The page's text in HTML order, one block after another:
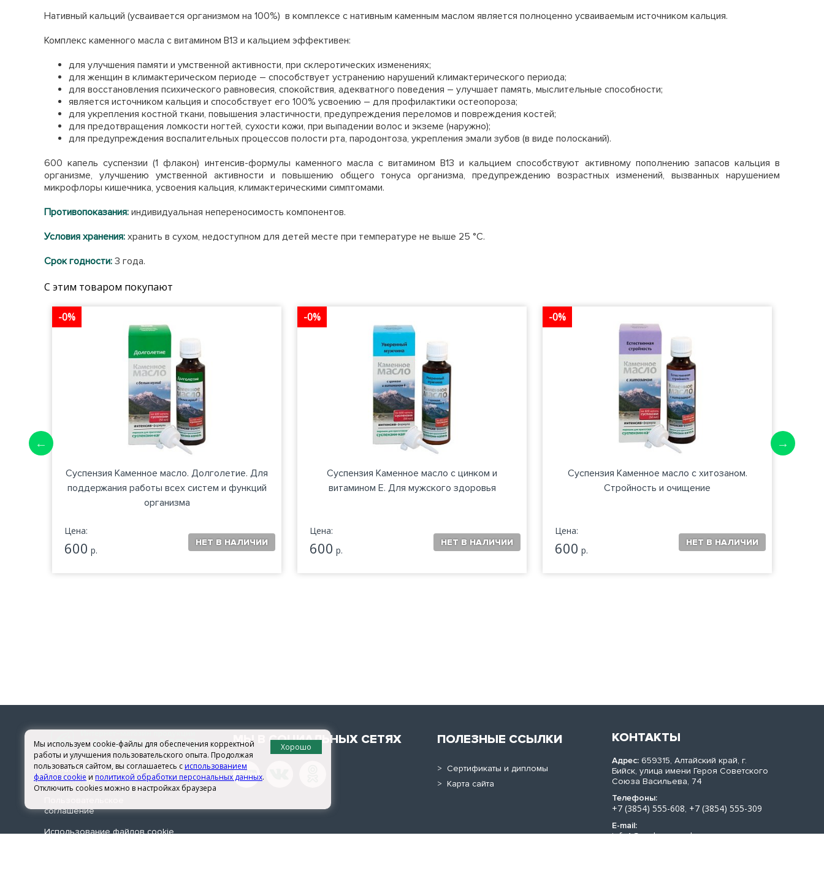
Нативный кальций (усваивается организмом на 100%) в комплексе с нативным каменным маслом является полноценно усваиваемым источником кальция.
Комплекс каменного масла с витамином В13 и кальцием эффективен:
для улучшения памяти и умственной активности, при склеротических изменениях;
для женщин в климактерическом периоде – способствует устранению нарушений климактерического периода;
для восстановления психического равновесия, спокойствия, адекватного поведения – улучшает память, мыслительные способности;
является источником кальция и способствует его 100% усвоению – для профилактики остеопороза;
для укрепления костной ткани, повышения эластичности, предупреждения переломов и повреждения костей;
для предотвращения ломкости ногтей, сухости кожи, при выпадении волос и экземе (наружно);
для предупреждения воспалительных процессов полости рта, пародонтоза, укрепления эмали зубов (в виде полосканий).
600 капель суспензии (1 флакон) интенсив-формулы каменного масла с витамином В13 и кальцием способствуют активному пополнению запасов кальция в
организме, улучшению умственной активности и повышению общего тонуса организма, предупреждению возрастных изменений, вызванных нарушением
микрофлоры кишечника, усвоения кальция, климактерическими симптомами.
Противопоказания: индивидуальная непереносимость компонентов.
Условия хранения: хранить в сухом, недоступном для детей месте при температуре не выше 25 °С.
Срок годности: 3 года.
С этим товаром покупают
-0%
Суспензия Каменное масло. Долголетие. Для
поддержания работы всех систем и функций
организма
Цена:
600 р.
-0%
Суспензия Каменное масло с цинком и
витамином Е. Для мужского здоровья
Цена:
600 р.
-0%
Суспензия Каменное масло с хитозаном.
Стройность и очищение
Цена:
600 р.
Согласие на обработку
персональных данных
соглашение
Использование файлов сookie
МЫ В СОЦИАЛЬНЫХ СЕТЯХ ПОЛЕЗНЫЕ ССЫЛКИ
> Сертификаты и дипломы
> Карта сайта
КОНТАКТЫ
Адрес: 659315, Алтайский край, г.
Бийск, улица имени Героя Советского
Союза Васильева, 74
Телефоны:
+7 (3854) 555-608, +7 (3854) 555-309
E-mail:
info1@sachera-med.ru
Мы используем cookie-файлы для обеспечения корректной
работы и улучшения пользовательского опыта. Продолжая
пользоваться сайтом, вы соглашаетесь с использованием
файлов cookie и политикой обработки персональных данных.
Отключить cookies можно в настройках браузера
Хорошо